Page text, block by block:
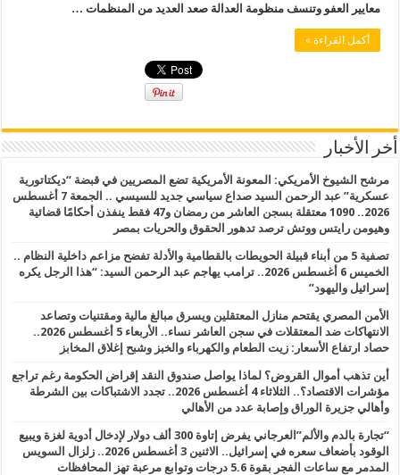
معايير العفو وتنسف منظومة العدالة صعد العديد من المنظمات …
أكمل القراءة »
أخر الأخبار
مرشح الشيوخ الأمريكي: المعونة الأمريكية تضع المصريين في قبضة “ديكتاتورية
عسكرية” عبد الرحمن السيد صداع سياسي جديد للسيسي .. الجمعة 7 أغسطس
2026.. 1090 معتقلة بسجن العاشر من رمضان و47 فقط ينفذن أحكامًا قضائية
وهيومن رايتس ووتش ترصد تدهور الحقوق والحريات بمصر
تصفية 5 من أبناء قبيلة الحويطات بالقطامية والأدلة تفضح مزاعم داخلية النظام ..
الخميس 6 أغسطس 2026.. ترامب يهاجم عبد الرحمن السيد: “هذا الرجل يكره
إسرائيل واليهود”
الأمن المصري يقتحم منازل المعتقلين ويسرق مبالغ مالية ومقتنيات وتصاعد
الانتهاكات ضد المعتقلات في سجن العاشر نساء.. الأربعاء 5 أغسطس 2026..
حصاد ارتفاع الأسعار: زيت الطعام والكهرباء والخبز وشبح إغلاق المخابز
أين تذهب أموال القروض؟ لماذا يواصل صندوق النقد إقراض الحكومة رغم تراجع
مؤشرات الاقتصاد؟.. الثلاثاء 4 أغسطس 2026.. تجدد الاشتباكات بين الشرطة
وأهالي جزيرة الوراق وإصابة عدد من الأهالي
“تجارة بالدم والألم”العرجاني يفرض إتاوة 300 ألف دولار لإدخال أدوية لغزة ويبيع
الوقود بأضعاف سعره في إسرائيل.. الاثنين 3 أغسطس 2026.. زلزال السويس
المدمر مع ساعات الفجر بقوة 5.6 درجات وتوابع مرعبة تهز المحافظات